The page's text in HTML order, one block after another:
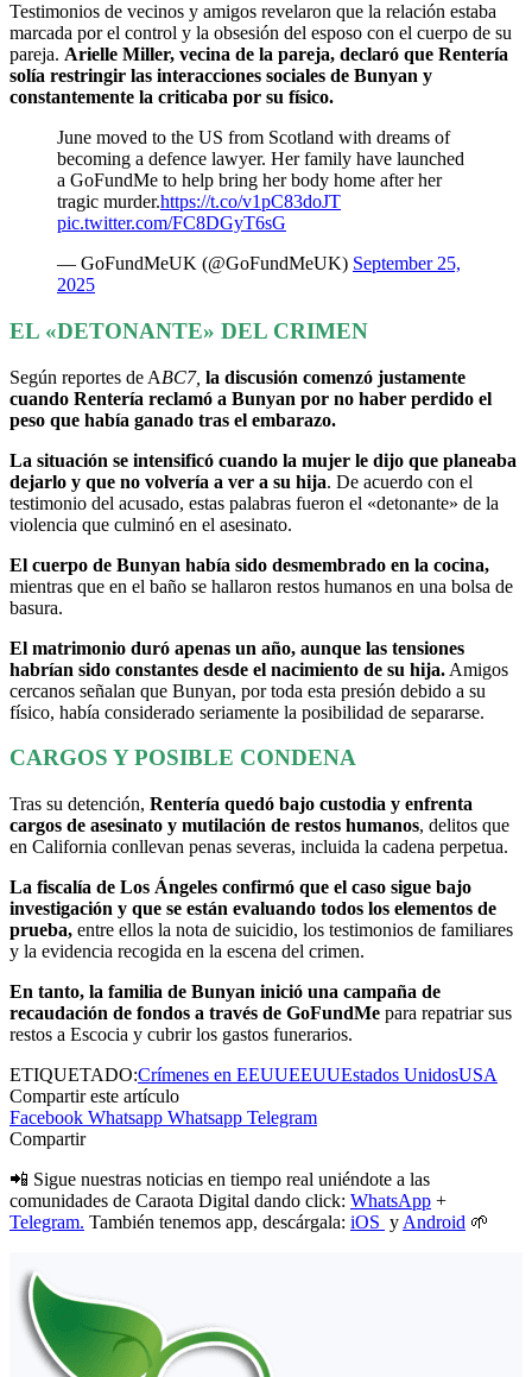
Testimonios de vecinos y amigos revelaron que la relación estaba
marcada por el control y la obsesión del esposo con el cuerpo de su
pareja. Arielle Miller, vecina de la pareja, declaró que Rentería
solía restringir las interacciones sociales de Bunyan y
constantemente la criticaba por su físico.
June moved to the US from Scotland with dreams of
becoming a defence lawyer. Her family have launched
a GoFundMe to help bring her body home after her
tragic murder.https://t.co/v1pC83doJT
pic.twitter.com/FC8DGyT6sG
— GoFundMeUK (@GoFundMeUK) September 25,
2025
EL «DETONANTE» DEL CRIMEN
Según reportes de ABC7, la discusión comenzó justamente
cuando Rentería reclamó a Bunyan por no haber perdido el
peso que había ganado tras el embarazo.
La situación se intensificó cuando la mujer le dijo que planeaba
dejarlo y que no volvería a ver a su hija. De acuerdo con el
testimonio del acusado, estas palabras fueron el «detonante» de la
violencia que culminó en el asesinato.
El cuerpo de Bunyan había sido desmembrado en la cocina,
mientras que en el baño se hallaron restos humanos en una bolsa de
basura.
El matrimonio duró apenas un año, aunque las tensiones
habrían sido constantes desde el nacimiento de su hija. Amigos
cercanos señalan que Bunyan, por toda esta presión debido a su
físico, había considerado seriamente la posibilidad de separarse.
CARGOS Y POSIBLE CONDENA
Tras su detención, Rentería quedó bajo custodia y enfrenta
cargos de asesinato y mutilación de restos humanos, delitos que
en California conllevan penas severas, incluida la cadena perpetua.
La fiscalía de Los Ángeles confirmó que el caso sigue bajo
investigación y que se están evaluando todos los elementos de
prueba, entre ellos la nota de suicidio, los testimonios de familiares
y la evidencia recogida en la escena del crimen.
En tanto, la familia de Bunyan inició una campaña de
recaudación de fondos a través de GoFundMe para repatriar sus
restos a Escocia y cubrir los gastos funerarios.
ETIQUETADO:Crímenes en EEUUEEUUEstados UnidosUSA
Compartir este artículo
Facebook Whatsapp Whatsapp Telegram
Compartir
📲 Sigue nuestras noticias en tiempo real uniéndote a las
comunidades de Caraota Digital dando click: WhatsApp +
Telegram. También tenemos app, descárgala: iOS y Android 🌱